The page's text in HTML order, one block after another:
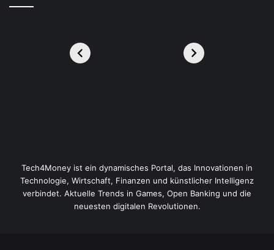
Tech4Money ist ein dynamisches Portal, das Innovationen in
Technologie, Wirtschaft, Finanzen und künstlicher Intelligenz
verbindet. Aktuelle Trends in Games, Open Banking und die
neuesten digitalen Revolutionen.